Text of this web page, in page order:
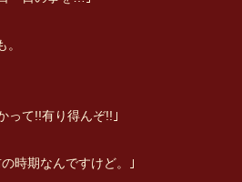
って!!有り得んぞ!!｣
時期なんですけど。｣